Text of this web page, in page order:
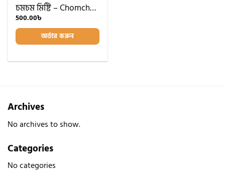
Add to
চমচম মিষ্টি – Chomchom Sweet
500.00৳
অর্ডার করুন
Archives
No archives to show.
Categories
No categories